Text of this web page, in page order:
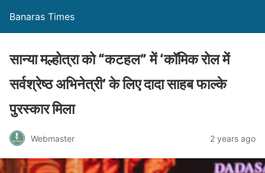
Banaras Times
सान्या मल्होत्रा ​​को “कटहल” में ‘कॉमिक रोल में
सर्वश्रेष्ठ अभिनेत्री’ के लिए दादा साहब फाल्के
पुरस्कार मिला
Webmaster 2 years ago